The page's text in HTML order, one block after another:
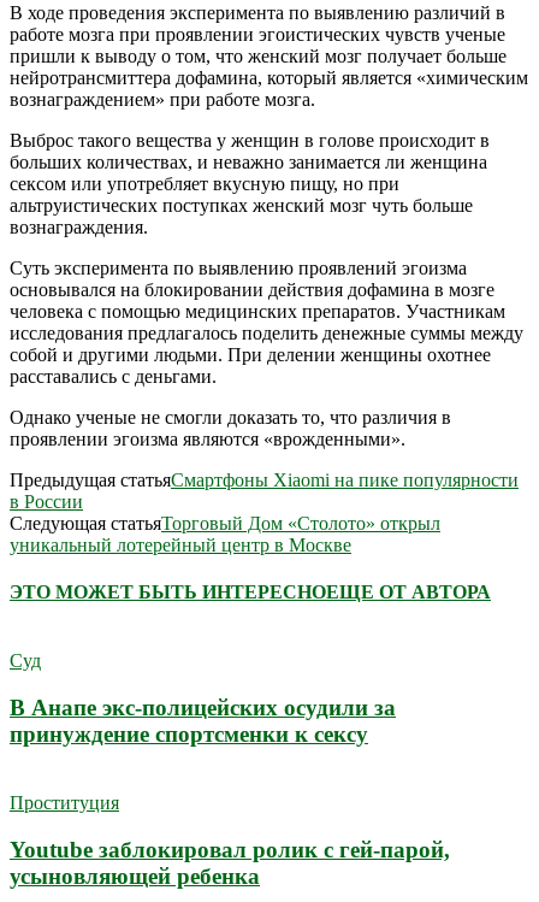
В ходе проведения эксперимента по выявлению различий в
работе мозга при проявлении эгоистических чувств ученые
пришли к выводу о том, что женский мозг получает больше
нейротрансмиттера дофамина, который является «химическим
вознаграждением» при работе мозга.
Выброс такого вещества у женщин в голове происходит в
больших количествах, и неважно занимается ли женщина
сексом или употребляет вкусную пищу, но при
альтруистических поступках женский мозг чуть больше
вознаграждения.
Суть эксперимента по выявлению проявлений эгоизма
основывался на блокировании действия дофамина в мозге
человека с помощью медицинских препаратов. Участникам
исследования предлагалось поделить денежные суммы между
собой и другими людьми. При делении женщины охотнее
расставались с деньгами.
Однако ученые не смогли доказать то, что различия в
проявлении эгоизма являются «врожденными».
Предыдущая статьяСмартфоны Xiaomi на пике популярности
в России
Следующая статьяТорговый Дом «Столото» открыл
уникальный лотерейный центр в Москве
ЭТО МОЖЕТ БЫТЬ ИНТЕРЕСНОЕЩЕ ОТ АВТОРА
Суд
В Анапе экс-полицейских осудили за
принуждение спортсменки к сексу
Проституция
Youtube заблокировал ролик с гей-парой,
усыновляющей ребенка